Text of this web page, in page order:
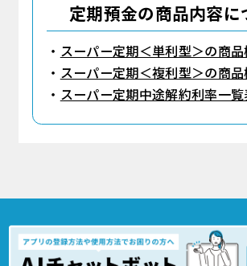
定期預金の商品内容に
スーパー定期＜単利型＞の商
スーパー定期＜複利型＞の商
スーパー定期中途解約利率一